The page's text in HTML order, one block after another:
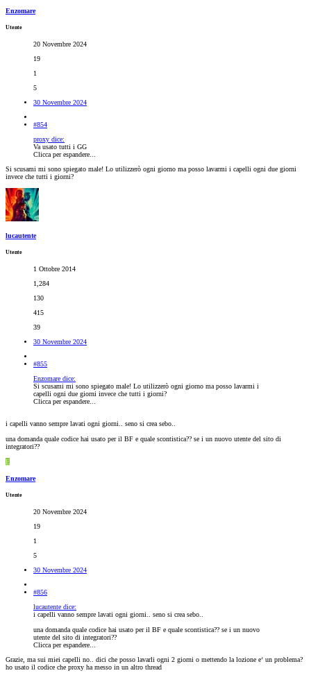
Enzomare
Utente
20 Novembre 2024
19
1
5
30 Novembre 2024
#854
proxy dice:
Va usato tutti i GG
Clicca per espandere...
Si scusami mi sono spiegato male! Lo utilizzerò ogni giorno ma posso lavarmi i capelli ogni due giorni
invece che tutti i giorni?
lucautente
Utente
1 Ottobre 2014
1,284
130
415
39
30 Novembre 2024
#855
Enzomare dice:
Si scusami mi sono spiegato male! Lo utilizzerò ogni giorno ma posso lavarmi i
capelli ogni due giorni invece che tutti i giorni?
Clicca per espandere...
i capelli vanno sempre lavati ogni giorni.. seno si crea sebo..
una domanda quale codice hai usato per il BF e quale scontistica?? se i un nuovo utente del sito di
integratori??
E
Enzomare
Utente
20 Novembre 2024
19
1
5
30 Novembre 2024
#856
lucautente dice:
i capelli vanno sempre lavati ogni giorni.. seno si crea sebo..
una domanda quale codice hai usato per il BF e quale scontistica?? se i un nuovo
utente del sito di integratori??
Clicca per espandere...
Grazie, ma sui miei capelli no.. dici che posso lavarli ogni 2 giorni o mettendo la lozione e‘ un problema?
ho usato il codice che proxy ha messo in un altro thread